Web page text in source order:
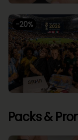
-20%
Packs &